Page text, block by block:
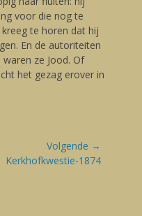
voor die nog te
te horen dat hij
En de autoriteiten
ze Jood. Of
het gezag erover in
Volgende →
Kerkhofkwestie-1874